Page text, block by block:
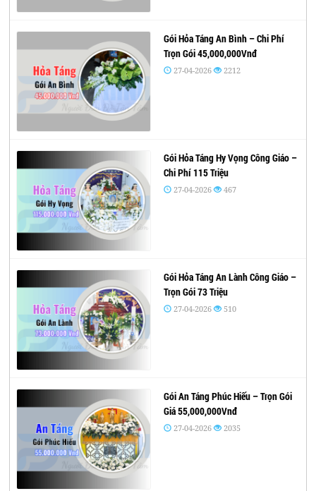
Gói Hỏa Táng An Bình – Chi Phí
Trọn Gói 45,000,000Vnđ
27-04-2026 2212
Gói Hỏa Táng Hy Vọng Công Giáo –
Chi Phí 115 Triệu
27-04-2026 467
Gói Hỏa Táng An Lành Công Giáo –
Trọn Gói 73 Triệu
27-04-2026 510
Gói An Táng Phúc Hiếu – Trọn Gói
Giá 55,000,000Vnđ
27-04-2026 2035